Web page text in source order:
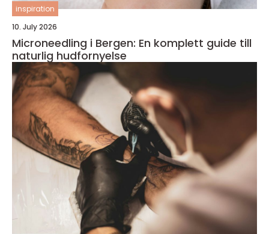
inspiration
10. July 2026
Microneedling i Bergen: En komplett guide till
naturlig hudfornyelse